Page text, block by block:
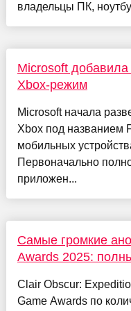
владельцы ПК,
Microsoft
Xbox-режим
Microsoft начала
Xbox под названием
мобильных
Первоначально
приложен...
Самые громкие
Awards 2025:
Clair Obscur:
Game Awards по